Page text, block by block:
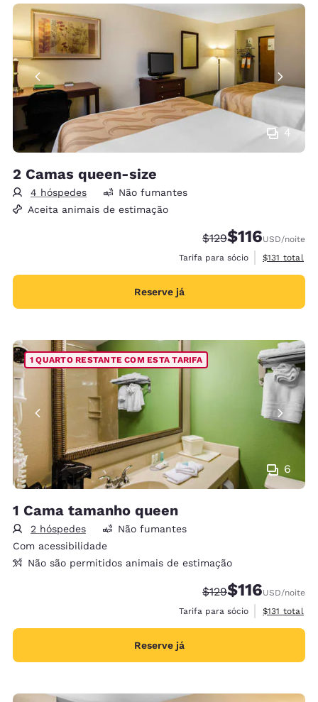
4
2 Camas queen-size
4 hóspedes
Não fumantes
Aceita animais de estimação
Tarifa anterior
$129Tarifa com
$116USD/noite
Tarifa para sócio
Exibir
$131 total
Reserve já
6
1 QUARTO RESTANTE COM ESTA TARIFA
1 Cama tamanho queen
2 hóspedes
Não fumantes
Com acessibilidade
Não são permitidos animais de estimação
Tarifa anterior
$129Tarifa com
$116USD/noite
Tarifa para sócio
Exibir
$131 total
Reserve já